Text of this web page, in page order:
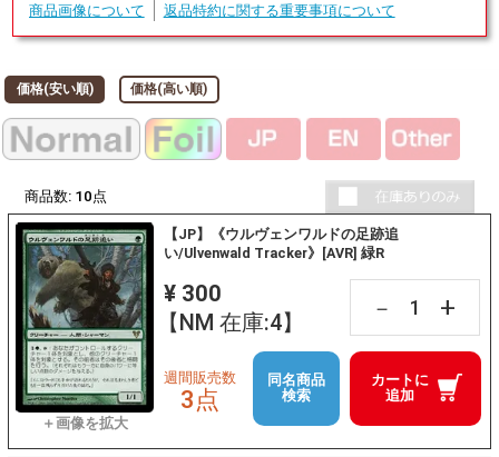
商品画像について 返品特約に関する重要事項について
価格(安い順) 価格(高い順)
商品数: 10 点
【JP】《ウルヴェンワルドの足跡追
い/Ulvenwald Tracker》[AVR] 緑R
¥ 300
【NM 在庫:4】
－ +
カートに
追加
週間販売数
3点
同名商品
検索